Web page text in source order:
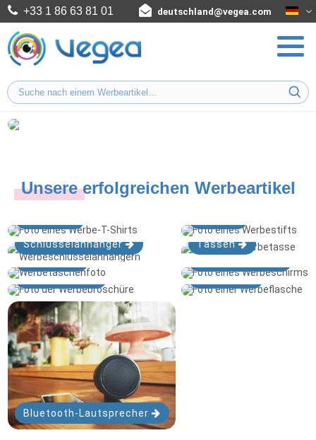
+33 1 86 63 81 01 deutschland@vegea.com
Unsere erfolgreichen Werbeartikel
Schlüsselanhänger
Tassen
Taschen
Notizbücher
Flaschen
Bluetooth-Lautsprecher